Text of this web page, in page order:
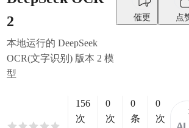
2
本地运行的 DeepSeek
OCR(文字识别) 版本 2 模
型
催更 点
156
次
0
次
0
条
0
次